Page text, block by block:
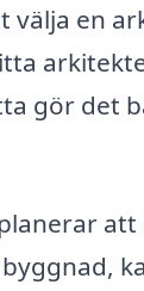
en
gör det